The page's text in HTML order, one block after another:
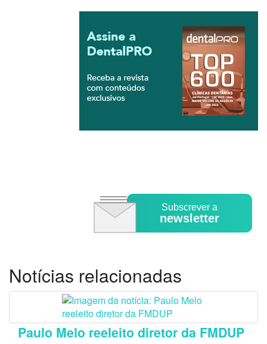
Subscrever a
newsletter
Notícias relacionadas
Paulo Melo reeleito diretor da FMDUP